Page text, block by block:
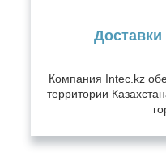
Доставки
Компания Intec.kz
территории